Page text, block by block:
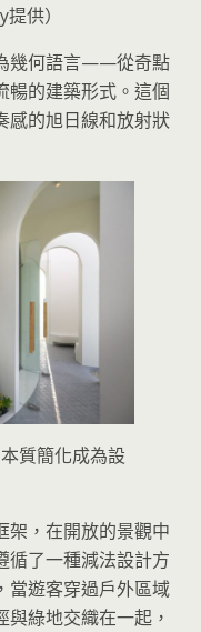
供）
幾何語言——從奇點
暢的建築形式。這個
感的旭日線和放射狀
質簡化成為設
架，在開放的景觀中
循了一種減法設計方
遊客穿過戶外區域
綠地交織在一起，